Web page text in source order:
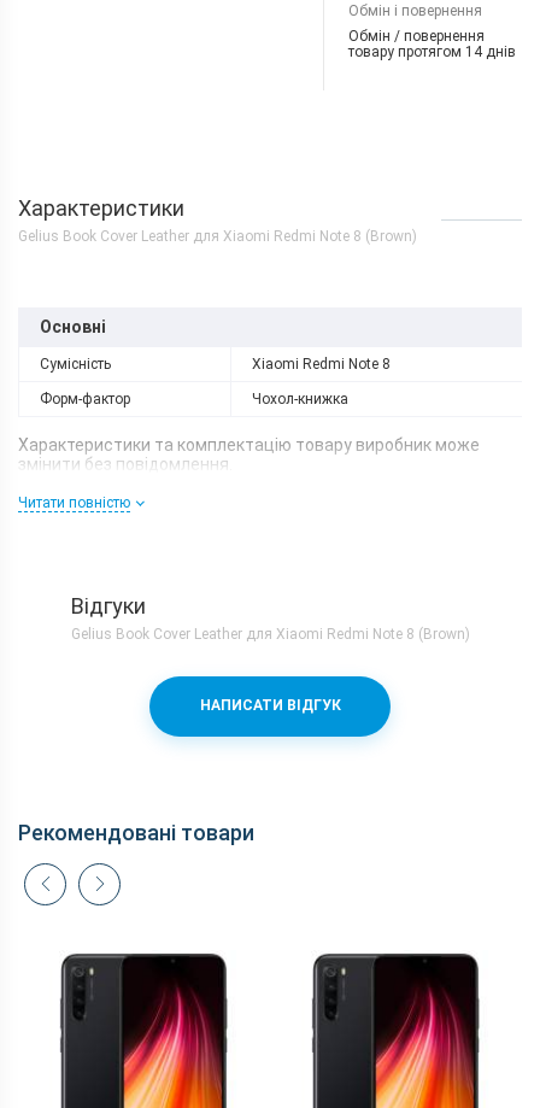
Обмін і повернення
Обмін / повернення
товару протягом 14 днів
Характеристики
Gelius Book Cover Leather для Xiaomi Redmi Note 8 (Brown)
Основні
Сумісність Xiaomi Redmi Note 8
Форм-фактор Чохол-книжка
Характеристики та комплектацію товару виробник може
змінити без повідомлення.
Читати повністю
Відгуки
Gelius Book Cover Leather для Xiaomi Redmi Note 8 (Brown)
НАПИСАТИ ВІДГУК
Рекомендовані товари